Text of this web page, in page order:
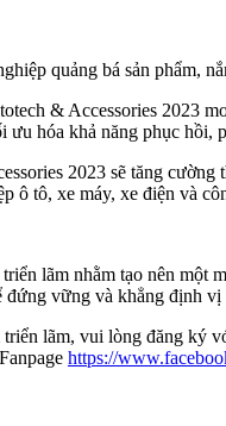
quảng bá sản phẩm,
& Accessories 2023
ưu hóa khả năng phục hồi,
2023 sẽ tăng
ô tô, xe máy, xe điện và
lãm nhằm tạo nên
vững và khẳng định
triển lãm, vui lòng đăng ký
https://